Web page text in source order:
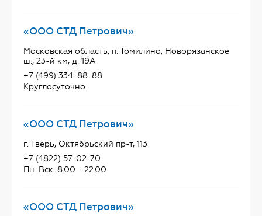
«ООО СТД Петрович»
Московская область, п. Томилино, Новорязанское
ш., 23-й км, д. 19А
+7 (499) 334-88-88
Круглосуточно
«ООО СТД Петрович»
г. Тверь, Октябрьский пр-т, 113
+7 (4822) 57-02-70
Пн-Вск: 8.00 - 22.00
«ООО СТД Петрович»